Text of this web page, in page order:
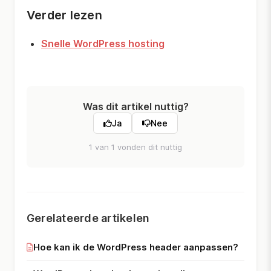
Verder lezen
Snelle WordPress hosting
Was dit artikel nuttig?
Ja Nee
1 van 1 vonden dit nuttig
Gerelateerde artikelen
Hoe kan ik de WordPress header aanpassen?